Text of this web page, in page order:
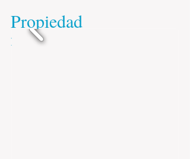
Propiedad
no.725674